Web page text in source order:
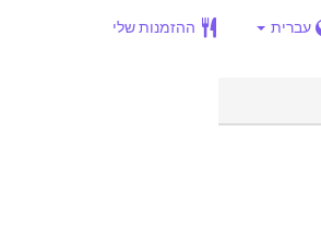
עברית ההזמנות שלי